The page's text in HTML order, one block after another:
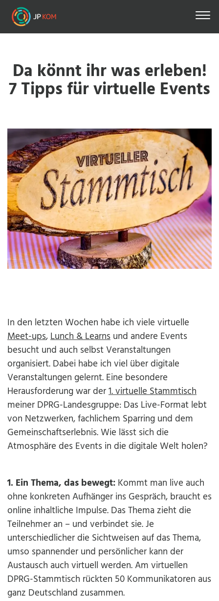
Direkt
zum
Inhalt
Da könnt ihr was erleben!
7 Tipps für virtuelle Events
In den letzten Wochen habe ich viele virtuelle
Meet-ups,Lunch & Learns und andere Events
besucht und auch selbst Veranstaltungen
organisiert. Dabei habe ich viel über digitale
Veranstaltungen gelernt. Eine besondere
Herausforderung war der1. virtuelle Stammtisch
meiner DPRG-Landesgruppe: Das Live-Format lebt
von Netzwerken, fachlichem Sparring und dem
Gemeinschaftserlebnis. Wie lässt sich die
Atmosphäre des Events in die digitale Welt holen?
1. Ein Thema, das bewegt: Kommt man live auch
ohne konkreten Aufhänger ins Gespräch, braucht es
online inhaltliche Impulse. Das Thema zieht die
Teilnehmer an – und verbindet sie. Je
unterschiedlicher die Sichtweisen auf das Thema,
umso spannender und persönlicher kann der
Austausch auch virtuell werden. Am virtuellen
DPRG-Stammtisch rückten 50 Kommunikatoren aus
ganz Deutschland zusammen.